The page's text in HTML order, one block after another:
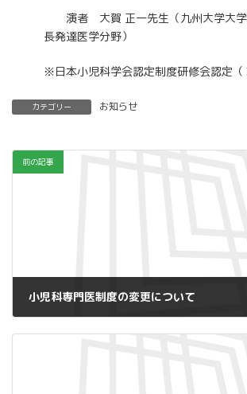
演者 大賀 正一先生（九州大学大
長発達医学分野）
※日本小児科学会認定制度研修会認定（
カテゴリー お知らせ
前の記事
小児科専門医制度の変更について